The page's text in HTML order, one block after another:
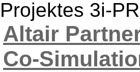
Projektes 3i-
Altair
Co-